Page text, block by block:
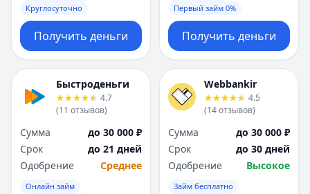
Круглосуточно
Получить деньги
Первый займ 0%
Получить деньги
Быстроденьги
4.7
(11 отзывов)
Сумма
до 30 000 ₽
Срок
до 21 дней
Одобрение
Среднее
Онлайн займ
Webbankir
4.5
(14отзывов)
Сумма
до 30 000 ₽
Срок
до 30 дней
Одобрение
Высокое
Займ бесплатно